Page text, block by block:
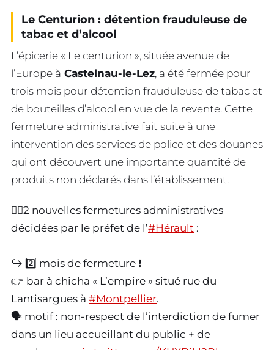
Le Centurion : détention frauduleuse de
tabac et d’alcool
L’épicerie « Le centurion », située avenue de
l’Europe à Castelnau-le-Lez, a été fermée pour
trois mois pour détention frauduleuse de tabac et
de bouteilles d’alcool en vue de la revente. Cette
fermeture administrative fait suite à une
intervention des services de police et des douanes
qui ont découvert une importante quantité de
produits non déclarés dans l’établissement.
👮‍♂️2 nouvelles fermetures administratives
décidées par le préfet de l’#Hérault :
↪️ 2️⃣ mois de fermeture ❗️
👉 bar à chicha « L’empire » situé rue du
Lantisargues à #Montpellier.
🗣️ motif : non-respect de l’interdiction de fumer
dans un lieu accueillant du public + de